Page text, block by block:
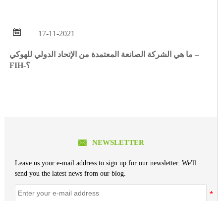
 17-11-2021
ما هي الشركة الصانعة المعتمدة من الإتحاد الدولي للهوكي –
FIH-؟
 NEWSLETTER
Leave us your e-mail address to sign up for our newsletter. We'll
send you the latest news from our blog.